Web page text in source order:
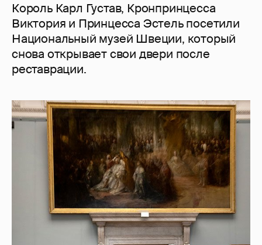
Король Карл Густав, Кронпринцесса
Виктория и Принцесса Эстель посетили
Национальный музей Швеции, который
снова открывает свои двери после
реставрации.